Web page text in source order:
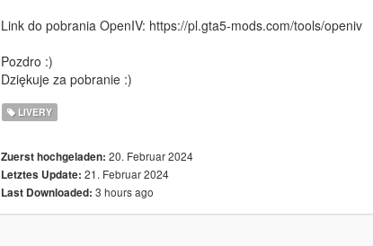
Link do pobrania OpenIV: https://pl.gta5-mods.com/tools/openiv
Pozdro :)
Dziękuje za pobranie :)
LIVERY
Zuerst hochgeladen: 20. Februar 2024
Letztes Update: 21. Februar 2024
Last Downloaded: 3 hours ago